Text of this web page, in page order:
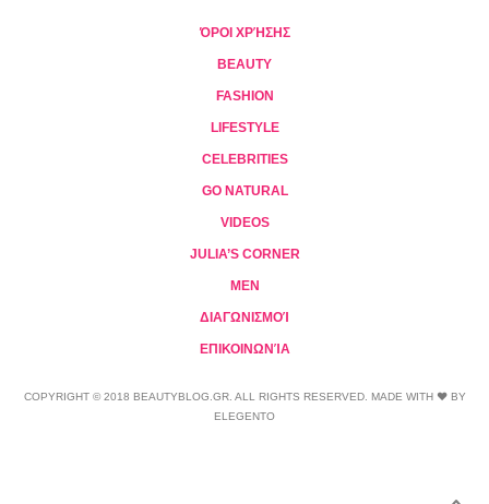
ΌΡΟΙ ΧΡΉΣΗΣ
BEAUTY
FASHION
LIFESTYLE
CELEBRITIES
GO NATURAL
VIDEOS
JULIA’S CORNER
MEN
ΔΙΑΓΩΝΙΣΜΟΊ
ΕΠΙΚΟΙΝΩΝΊΑ
COPYRIGHT © 2018 BEAUTYBLOG.GR. ALL RIGHTS RESERVED. MADE WITH ❤ BY
ELEGENTO